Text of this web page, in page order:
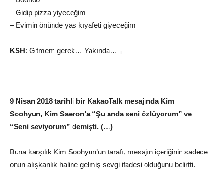
– Gidip pizza yiyeceğim
– Evimin önünde yas kıyafeti giyeceğim
KSH: Gitmem gerek… Yakında…ㅜ
—
9 Nisan 2018 tarihli bir KakaoTalk mesajında Kim
Soohyun, Kim Saeron’a “Şu anda seni özlüyorum” ve
“Seni seviyorum” demişti. (…)
Buna karşılık Kim Soohyun’un tarafı, mesajın içeriğinin sadece
onun alışkanlık haline gelmiş sevgi ifadesi olduğunu belirtti.